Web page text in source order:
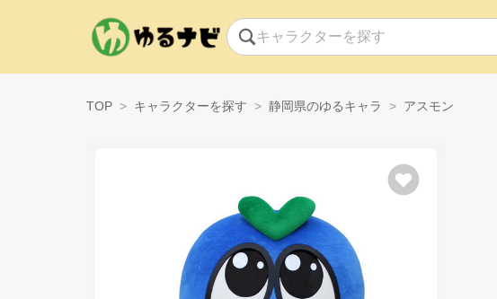
TOP キャラクターを探す 静岡県のゆるキャラ アスモン